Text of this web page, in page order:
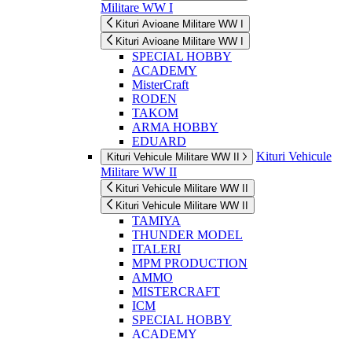
Militare WW I
Kituri Avioane Militare WW I
Kituri Avioane Militare WW I
SPECIAL HOBBY
ACADEMY
MisterCraft
RODEN
TAKOM
ARMA HOBBY
EDUARD
Kituri Vehicule Militare WW II
Kituri Vehicule
Militare WW II
Kituri Vehicule Militare WW II
Kituri Vehicule Militare WW II
TAMIYA
THUNDER MODEL
ITALERI
MPM PRODUCTION
AMMO
MISTERCRAFT
ICM
SPECIAL HOBBY
ACADEMY